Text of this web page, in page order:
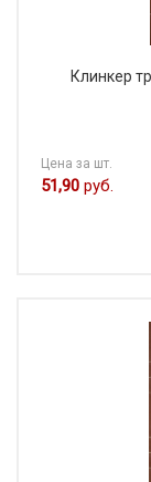
Клинкер
Цена за шт.
51,90 руб.